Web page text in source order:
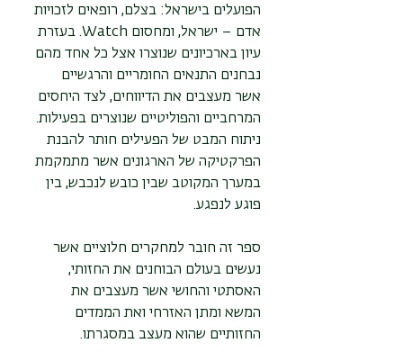
הפועלים בישראל: בצלם, רופאים לזכויות
אדם – ישראל, ומחסום Watch. בעזרת
עיון בארכיונים שנוצרו אצל כל אחד מהם
נבחנים התנאים החומריים והרגשיים
אשר מעצבים את הדיווחים, לצד היחסים
המרחביים והפוליטיים שנוצרים בפעילות.
ניתוח המבט של הפעילים חותר להבנת
הפרקטיקה של הארגונים אשר מתמקמת
במערך המקוטב שבין כובש לנכבש, בין
פוגע לנפגע.
ספר זה חובר למחקרים חלוציים אשר
נעשים בעולם הבוחנים את החזותי,
האסתטי והחושי אשר מעצבים את
המשא ומתן האזרחי ואת הממדים
החזותיים שהוא מעצב במסגרתו.